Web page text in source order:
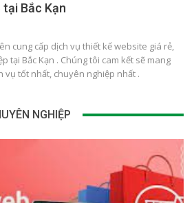
Bắc Kạn
cung cấp dịch vụ thiết kế website giá rẻ,
tại Bắc Kạn . Chúng tôi cam kết sẽ mang
vụ tốt nhất, chuyên nghiệp nhất .
NGHIỆP